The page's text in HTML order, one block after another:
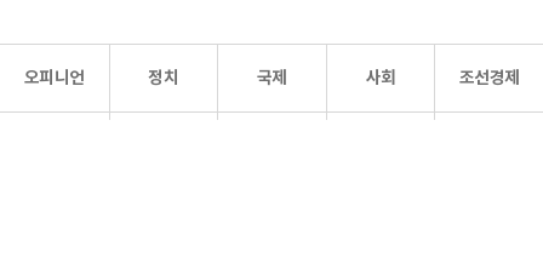
오피니언 정치 국제 사회 조선경제